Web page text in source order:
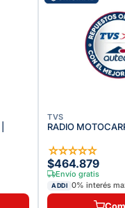
TVS
RADIO
☆☆☆☆☆
$464.879
Envío gratis
ADDI 0% interés